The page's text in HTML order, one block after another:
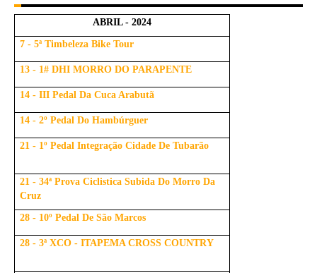
ABRIL - 2024
7 - 5ª Timbeleza Bike Tour
13 - 1# DHI MORRO DO PARAPENTE
14 - III Pedal Da Cuca Arabutã
14 - 2º Pedal Do Hambúrguer
21 - 1º Pedal Integração Cidade De Tubarão
21 - 34ª Prova Ciclistica Subida Do Morro Da
Cruz
28 - 10º Pedal De São Marcos
28 - 3ª XCO - ITAPEMA CROSS COUNTRY